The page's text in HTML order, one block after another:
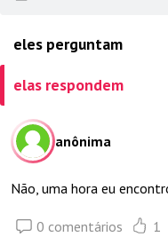
eles perguntam
elas respondem
anônima
Não, uma hora eu
0 comentários 1